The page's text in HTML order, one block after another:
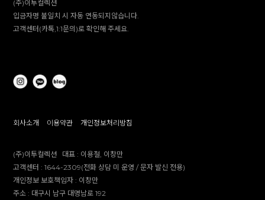
(주)이투컬렉션
입금자명 불일치 시 자동 연동되지않습니다.
고객센터(카톡,1:1문의)로 확인해 주세요.
회사소개 이용약관 개인정보처리방침
(주)이투컬렉션 대표 : 이용철, 이창만
고객센터 :1644-2309(전화 상담 미 운영 / 문자 발신 전용)
개인정보 보호책임자 : 이창만
주소 : 대구시 남구 대명남로 192